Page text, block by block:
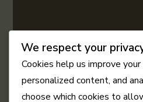
We respect your
Cookies help us improve
personalized content, and
choose which cookies to